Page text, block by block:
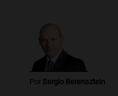
Por Sergio Berensztein